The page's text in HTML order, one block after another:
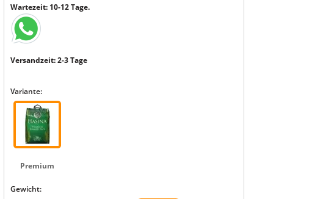
Wartezeit: 10-12 Tage.
Versandzeit: 2-3 Tage
Variante:
Premium
Gewicht: